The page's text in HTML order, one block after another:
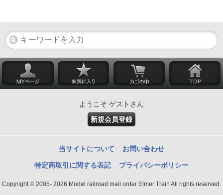
ようこそ ゲストさん
新規会員登録
当サイトについて お問い合わせ
特定商取引に関する表記 プライバシーポリシー
Copyright © 2005- 2026 Model railroad mail order Elmer Train All rights reserved.